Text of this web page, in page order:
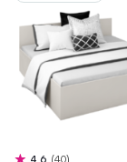
4,6 40